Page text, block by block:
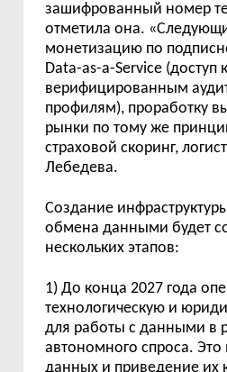
зашифрованный номер
отметила она.
монетизацию по
Data-as-a-Service (доступ к
верифицированным
профилям), проработку
рынки по тому же
страховой скоринг,
Лебедева.
Создание
обмена данными будет
нескольких этапов:
1) До конца 2027 года
технологическую и
для работы с данными в
автономного спроса. Это
данных и приведение их